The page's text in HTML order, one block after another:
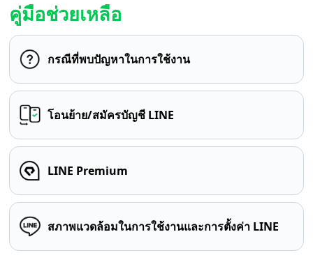
คู่มือช่วยเหลือ
กรณีที่พบปัญหาในการใช้งาน
โอนย้าย/สมัครบัญชี LINE
LINE Premium
สภาพแวดล้อมในการใช้งานและการตั้งค่า LINE